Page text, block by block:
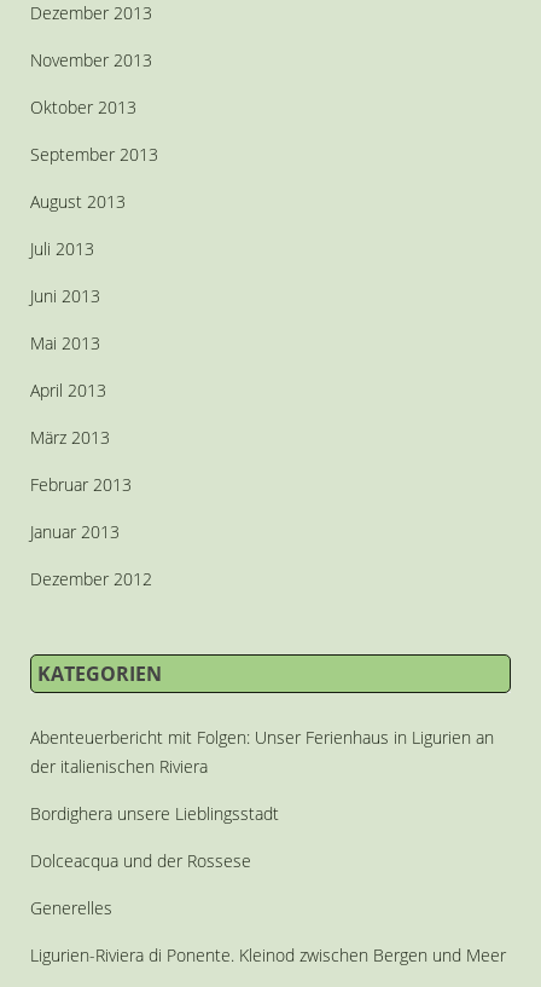
Dezember 2013
November 2013
Oktober 2013
September 2013
August 2013
Juli 2013
Juni 2013
Mai 2013
April 2013
März 2013
Februar 2013
Januar 2013
Dezember 2012
KATEGORIEN
Abenteuerbericht mit Folgen: Unser Ferienhaus in Ligurien an
der italienischen Riviera
Bordighera unsere Lieblingsstadt
Dolceacqua und der Rossese
Generelles
Ligurien-Riviera di Ponente. Kleinod zwischen Bergen und Meer